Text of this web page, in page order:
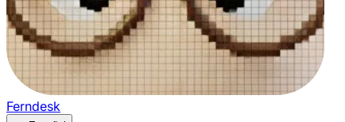
Ferndesk